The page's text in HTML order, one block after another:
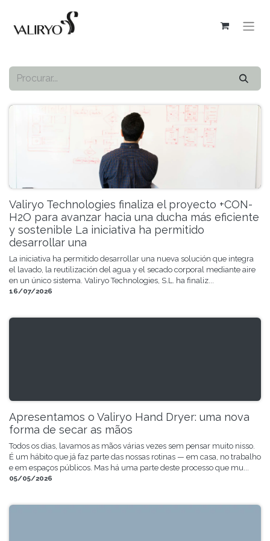
Valiryo Technologies finaliza el proyecto +CON-
H2O para avanzar hacia una ducha más eficiente
y sostenible La iniciativa ha permitido
desarrollar una
La iniciativa ha permitido desarrollar una nueva solución que integra
el lavado, la reutilización del agua y el secado corporal mediante aire
en un único sistema. Valiryo Technologies, S.L. ha finaliz...
16/07/2026
Apresentamos o Valiryo Hand Dryer: uma nova
forma de secar as mãos
Todos os dias, lavamos as mãos várias vezes sem pensar muito nisso.
É um hábito que já faz parte das nossas rotinas — em casa, no trabalho
e em espaços públicos. Mas há uma parte deste processo que mu...
05/05/2026